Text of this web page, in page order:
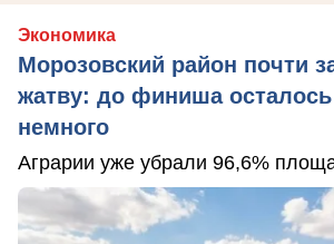
Экономика
Морозовский район почти
жатву: до финиша
немного
Аграрии уже убрали 96,6%